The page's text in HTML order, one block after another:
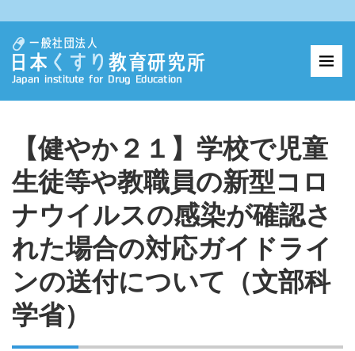
【健やか２１】学校で児童
生徒等や教職員の新型コロ
ナウイルスの感染が確認さ
れた場合の対応ガイドライ
ンの送付について（文部科
学省）